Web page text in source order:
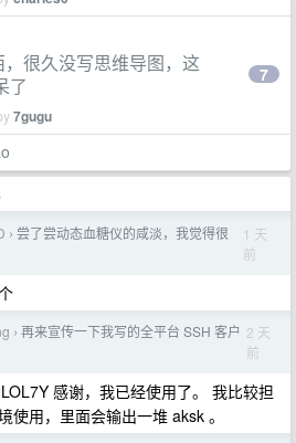
很久没写思维导图，这
了
7gugu
7
› 尝了尝动态血糖仪的咸淡，我觉得很
1 天
前
› 再来宣传一下我写的全平台 SSH 客户 2 天
前
感谢，我已经使用了。 我比较担
使用，里面会输出一堆 aksk 。